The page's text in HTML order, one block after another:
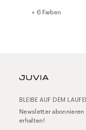
+ 6 Farben
BLEIBE AUF DEM
Newsletter
erhalten!